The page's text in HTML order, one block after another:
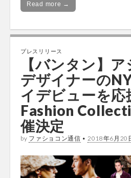
Read more →
プレスリリース
【バンタン】
デザイナーの
イデビューを応
Fashion
催決定
by ファショコン通信 • 2018年6月20